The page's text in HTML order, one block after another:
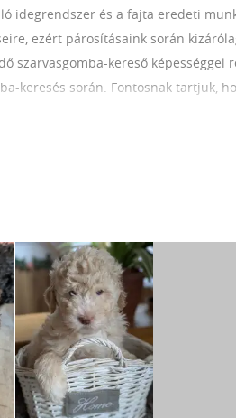
idegrendszer és a fajta eredeti
ezért párosításaink során
szarvasgomba-kereső képességgel
keresés során. Fontosnak tartjuk,
szocializációra, hogy